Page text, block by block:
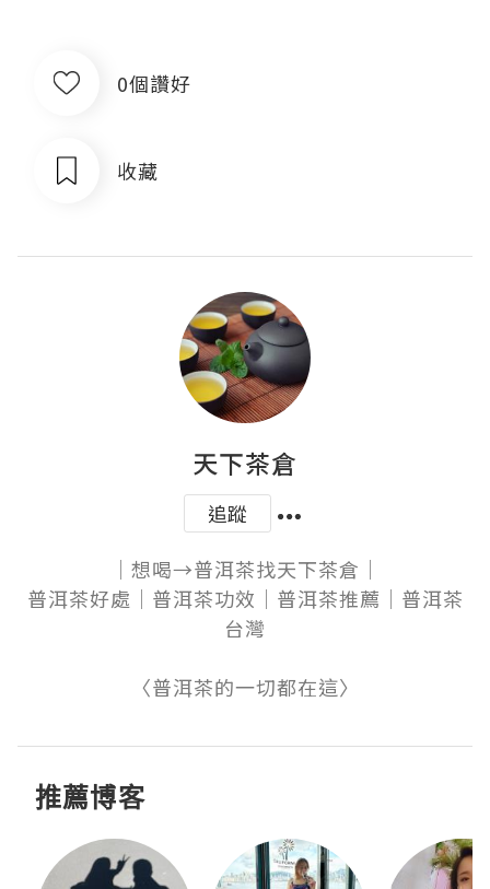
0個讚好
收藏
天下茶倉
追蹤
│想喝→普洱茶找天下茶倉│
普洱茶好處│普洱茶功效│普洱茶推薦│普洱茶
台灣
〈普洱茶的一切都在這〉
推薦博客